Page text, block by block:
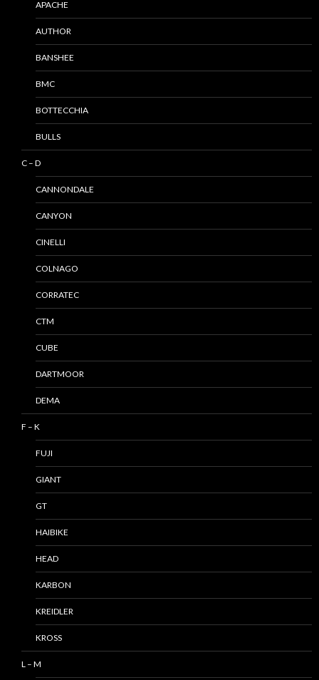
APACHE
AUTHOR
BANSHEE
BMC
BOTTECCHIA
BULLS
C – D
CANNONDALE
CANYON
CINELLI
COLNAGO
CORRATEC
CTM
CUBE
DARTMOOR
DEMA
F – K
FUJI
GIANT
GT
HAIBIKE
HEAD
KARBON
KREIDLER
KROSS
L – M